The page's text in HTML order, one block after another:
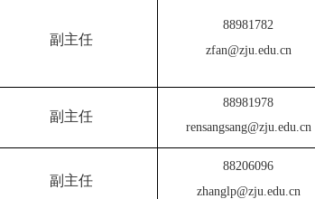
副主任
88981782
zfan@zju.edu.cn
副主任
88981978
rensangsang@zju.edu.cn
副主任
88206096
zhanglp@zju.edu.cn